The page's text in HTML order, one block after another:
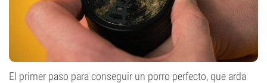
El primer paso para conseguir un porro perfecto, que arda